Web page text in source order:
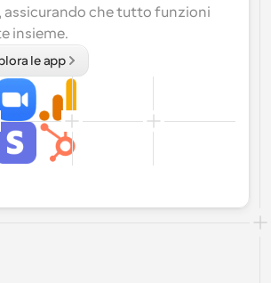
assicurando che tutto funzioni
insieme.
le app